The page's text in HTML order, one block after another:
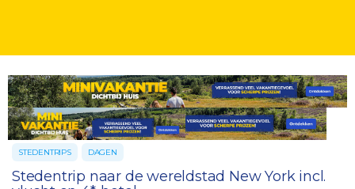
STEDENTRIPS DAGEN
Stedentrip naar de wereldstad New York incl.